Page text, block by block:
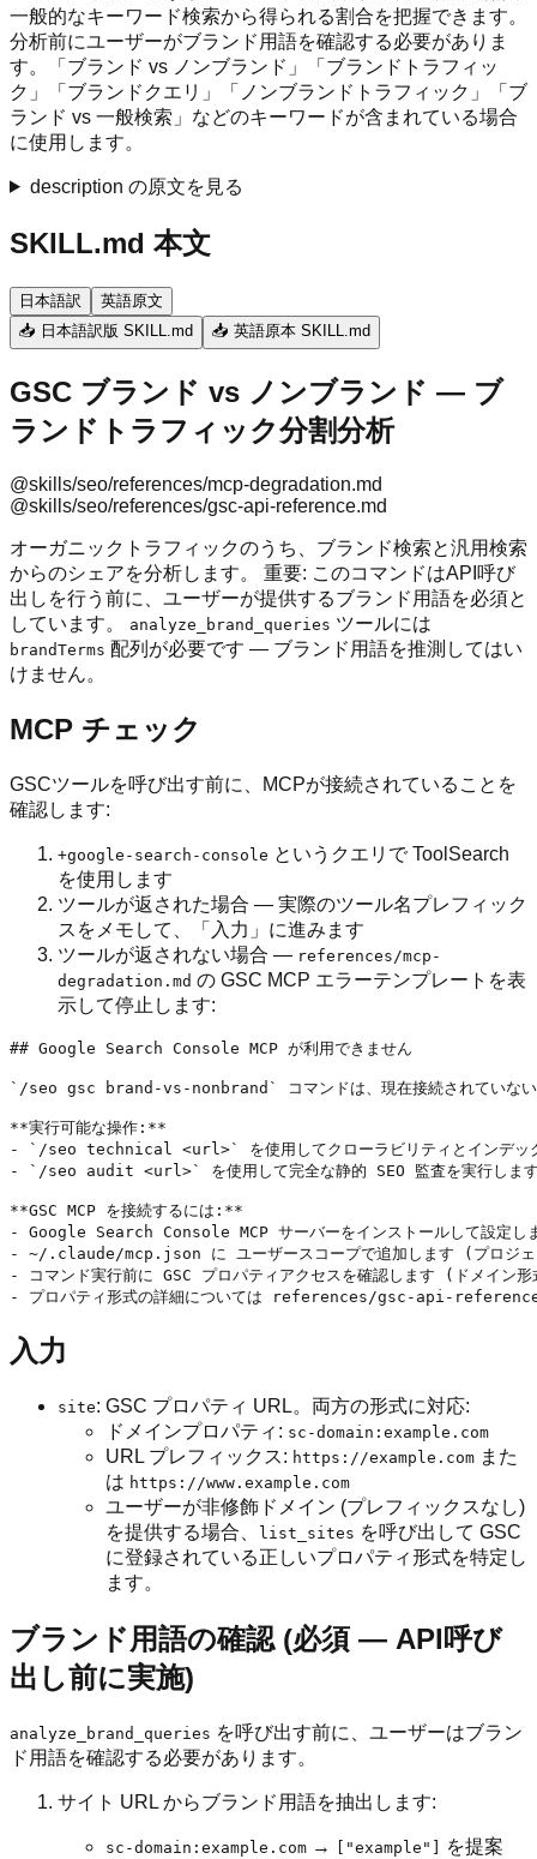
一般的なキーワード検索から得られる割合を把握できます。
分析前にユーザーがブランド用語を確認する必要がありま
す。「ブランド vs ノンブランド」「ブランドトラフィッ
ク」「ブランドクエリ」「ノンブランドトラフィック」「ブ
ランド vs 一般検索」などのキーワードが含まれている場合
に使用します。
description の原文を見る
SKILL.md 本文
日本語訳
英語原文
📥 日本語訳版 SKILL.md
📥 英語原本 SKILL.md
GSC ブランド vs ノンブランド — ブ
ランドトラフィック分割分析
@skills/seo/references/mcp-degradation.md
@skills/seo/references/gsc-api-reference.md
オーガニックトラフィックのうち、ブランド検索と汎用検索
からのシェアを分析します。 重要: このコマンドはAPI呼び
出しを行う前に、ユーザーが提供するブランド用語を必須と
しています。
analyze_brand_queries ツールには
brandTerms 配列が必要です — ブランド用語を推測してはい
けません。
MCP チェック
GSCツールを呼び出す前に、MCPが接続されていることを
確認します:
+google-search-console というクエリで ToolSearch
を使用します
ツールが返された場合 — 実際のツール名プレフィック
スをメモして、「入力」に進みます
ツールが返されない場合 — references/mcp-
degradation.md の GSC MCP エラーテンプレートを表
示して停止します:
## Google Search Console MCP が利用できません
`/seo gsc brand-vs-nonbrand` コマンドは、現在接続されていない
**実行可能な操作:**
- `/seo technical <url>` を使用してクローラビリティとインデック
- `/seo audit <url>` を使用して完全な静的 SEO 監査を実行しま
**GSC MCP を接続するには:**
- Google Search Console MCP サーバーをインストールして設定し
- ~/.claude/mcp.json に ユーザースコープで追加します (プロジェ
- コマンド実行前に GSC プロパティアクセスを確認します (ドメイン
入力
site: GSC プロパティ URL。両方の形式に対応:
ドメインプロパティ: sc-domain:example.com
URL プレフィックス: https://example.com また
は https://www.example.com
ユーザーが非修飾ドメイン (プレフィックスなし)
を提供する場合、
list_sites を呼び出して GSC
に登録されている正しいプロパティ形式を特定し
ます。
ブランド用語の確認 (必須 — API呼び
出し前に実施)
analyze_brand_queries を呼び出す前に、ユーザーはブラン
ド用語を確認する必要があります。
サイト URL からブランド用語を抽出します:
sc-domain:example.com → ["example"] を提案